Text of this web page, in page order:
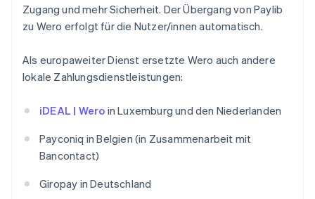
Zugang und mehr Sicherheit. Der Übergang von Paylib
zu Wero erfolgt für die Nutzer/innen automatisch.
Als europaweiter Dienst ersetzte Wero auch andere
lokale Zahlungsdienstleistungen:
iDEAL | Wero in Luxemburg und den Niederlanden
Payconiq in Belgien (in Zusammenarbeit mit
Bancontact)
Giropay in Deutschland